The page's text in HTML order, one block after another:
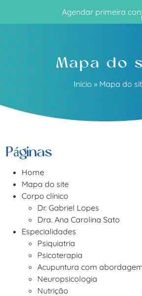
Agendar primeira
Mapa do
Início » Mapa do
Páginas
Home
Mapa do site
Corpo clínico
Dr. Gabriel Lopes
Dra. Ana Carolina Sato
Especialidades
Psiquiatria
Psicoterapia
Acupuntura com
Neuropsicologia
Nutrição